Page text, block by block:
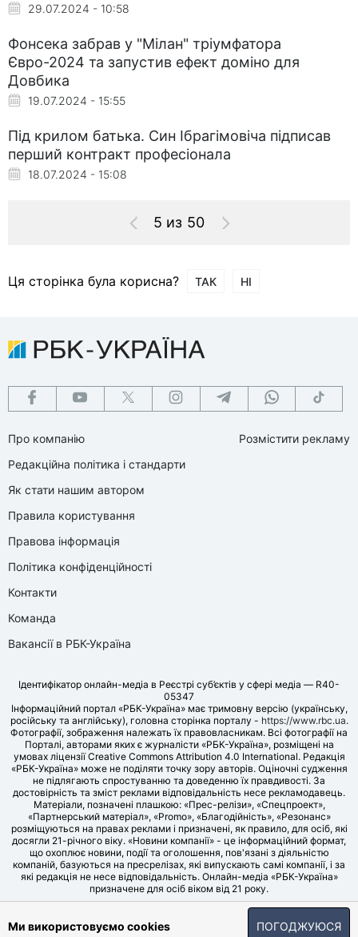
29.07.2024 - 10:58
Фонсека забрав у "Мілан" тріумфатора
Євро-2024 та запустив ефект доміно для
Довбика
19.07.2024 - 15:55
Під крилом батька. Син Ібрагімовіча підписав
перший контракт професіонала
18.07.2024 - 15:08
5 из 50
Ця сторінка була корисна? ТАК НІ
Про компанію
Редакційна політика і стандарти
Як стати нашим автором
Правила користування
Правова інформація
Політика конфіденційності
Контакти
Команда
Вакансії в РБК-Україна
Розмістити рекламу
Ідентифікатор онлайн-медіа в Реєстрі суб’єктів у сфері медіа — R40-
05347
Інформаційний портал «РБК-Україна» має тримовну версію (українську,
російську та англійську), головна сторінка порталу - https://www.rbc.ua.
Фотографії, зображення належать їх правовласникам. Всі фотографії на
Порталі, авторами яких є журналісти «РБК-Україна», розміщені на
умовах ліцензії Creative Commons Attribution 4.0 International. Редакція
«РБК-Україна» може не поділяти точку зору авторів. Оціночні судження
не підлягають спростуванню та доведенню їх правдивості. За
достовірність та зміст реклами відповідальність несе рекламодавець.
Матеріали, позначені плашкою: «Прес-релізи», «Спецпроект»,
«Партнерський матеріал», «Promo», «Благодійність», «Резонанс»
розміщуються на правах реклами і призначені, як правило, для осіб, які
досягли 21-річного віку. «Новини компанії» - це інформаційний формат,
що охоплює новини, події та оголошення, пов'язані з діяльністю
компаній, базуються на пресрелізах, які випускають самі компанії, і за
які редакція не несе відповідальність. Онлайн-медіа «РБК-Україна»
призначене для осіб віком від 21 року.
© LLC «UBT MEDIA», 2006-2026.
Ми використовуємо cookies ПОГОДЖУЮСЯ